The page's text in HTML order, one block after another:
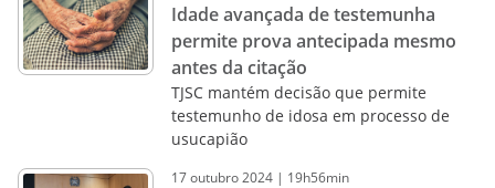
Idade avançada de testemunha
permite prova antecipada mesmo
antes da citação
TJSC mantém decisão que permite
testemunho de idosa em processo de
usucapião
17outubro2024 | 19h56min